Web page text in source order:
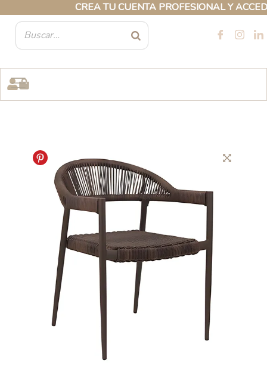
CREA TU CUENTA PROFESIONAL Y
contenido